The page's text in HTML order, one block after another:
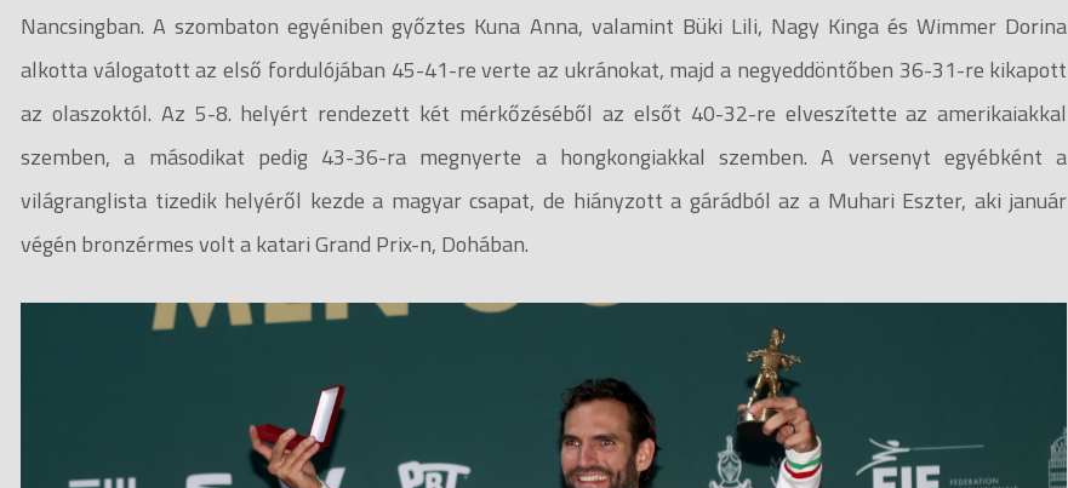
Nancsingban. A szombaton egyéniben győztes Kuna Anna, valamint Büki Lili, Nagy Kinga és Wimmer Dorina
alkotta válogatott az első fordulójában 45-41-re verte az ukránokat, majd a negyeddöntőben 36-31-re kikapott
az olaszoktól. Az 5-8. helyért rendezett két mérkőzéséből az elsőt 40-32-re elveszítette az amerikaiakkal
szemben, a másodikat pedig 43-36-ra megnyerte a hongkongiakkal szemben. A versenyt egyébként a
világranglista tizedik helyéről kezde a magyar csapat, de hiányzott a gárádból az a Muhari Eszter, aki január
végén bronzérmes volt a katari Grand Prix-n, Dohában.